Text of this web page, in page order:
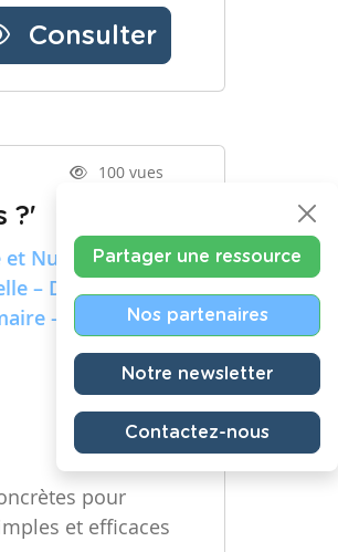
Consulter
100 vues
?'
et Numérique)
– Deuxième
– Deuxième
pour
et efficaces
Partager une ressource
Nos partenaires
Notre newsletter
Contactez-nous